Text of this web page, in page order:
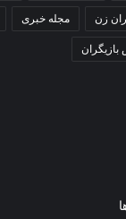
زن مجله خبری